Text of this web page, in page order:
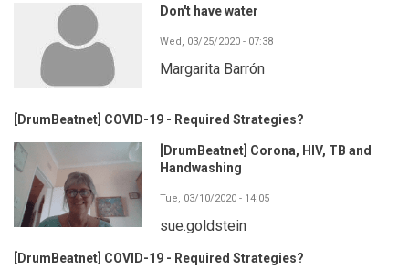
Don't have water
Wed, 03/25/2020 - 07:38
Margarita Barrón
[DrumBeatnet] COVID-19 - Required Strategies?
[DrumBeatnet] Corona, HIV, TB and
Handwashing
Tue, 03/10/2020 - 14:05
sue.goldstein
[DrumBeatnet] COVID-19 - Required Strategies?